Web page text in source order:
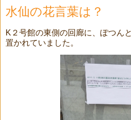
水仙の花言葉は？
K２号館の東側の回廊に、ぽつん
置かれていました。